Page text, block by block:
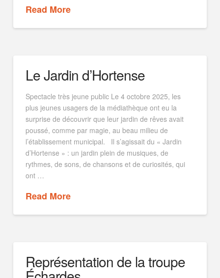
Read More
Le Jardin d’Hortense
Spectacle très jeune public Le 4 octobre 2025, les
plus jeunes usagers de la médiathèque ont eu la
surprise de découvrir que leur jardin de rêves avait
poussé, comme par magie, au beau milieu de
l’établissement municipal. Il s’agissait du « Jardin
d’Hortense » : un jardin plein de musiques, de
rythmes, de sons, de chansons et de curiosités, qui
ont …
Read More
Représentation de la troupe